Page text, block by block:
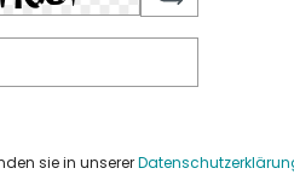
sie in unserer